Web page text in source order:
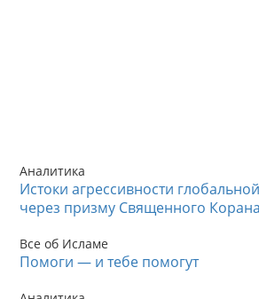
Аналитика
Истоки агрессивности
через призму Священного Корана
Все об Исламе
Помоги — и тебе помогут